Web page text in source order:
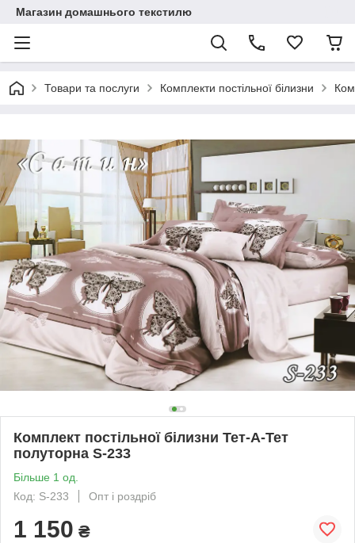
Магазин домашнього текстилю
Товари та послуги Комплекти постільної білизни
Комплект постільної білизни Тет-А-Тет
полуторна S-233
Більше 1 од.
Код: S-233
Опт і роздріб
1 150 ₴